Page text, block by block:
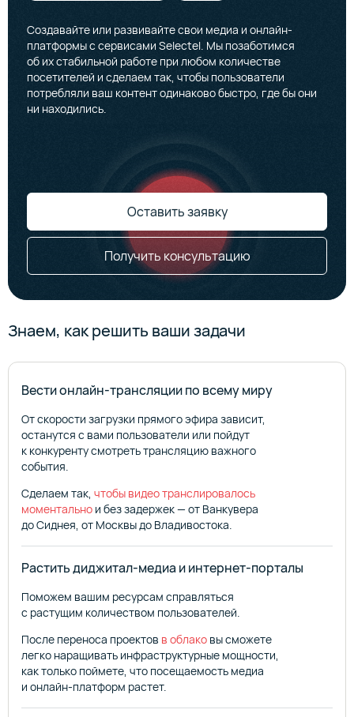
Создавайте или развивайте свои медиа и онлайн-
платформы с сервисами Selectel. Мы позаботимся
об их стабильной работе при любом количестве
посетителей и сделаем так, чтобы пользователи
потребляли ваш контент одинаково быстро, где бы они
ни находились.
Оставить заявку
Получить консультацию
Знаем, как решить ваши задачи
Вести онлайн-трансляции по всему миру
От скорости загрузки прямого эфира зависит,
останутся с вами пользователи или пойдут
к конкуренту смотреть трансляцию важного
события.
Сделаем так, чтобы видео транслировалось
моментально и без задержек — от Ванкувера
до Сиднея, от Москвы до Владивостока.
Растить диджитал-медиа и интернет-порталы
Поможем вашим ресурсам справляться
с растущим количеством пользователей.
После переноса проектов в облако вы сможете
легко наращивать инфраструктурные мощности,
как только поймете, что посещаемость медиа
и онлайн-платформ растет.